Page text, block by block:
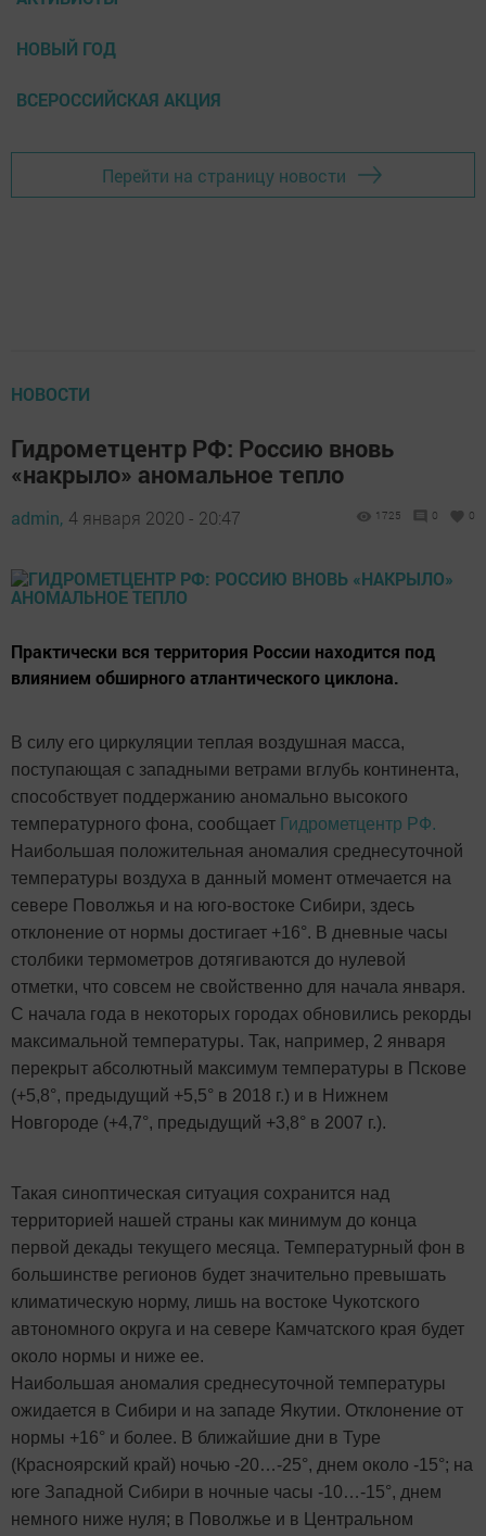
НОВЫЙ ГОД
ВСЕРОССИЙСКАЯ АКЦИЯ
Перейти на страницу новости
НОВОСТИ
Гидрометцентр РФ: Россию вновь
«накрыло» аномальное тепло
admin, 4 января 2020 - 20:47 1725 0 0
Практически вся территория России находится под
влиянием обширного атлантического циклона.
В силу его циркуляции теплая воздушная масса,
поступающая с западными ветрами вглубь континента,
способствует поддержанию аномально высокого
температурного фона, сообщает Гидрометцентр РФ.
Наибольшая положительная аномалия среднесуточной
температуры воздуха в данный момент отмечается на
севере Поволжья и на юго-востоке Сибири, здесь
отклонение от нормы достигает +16°. В дневные часы
столбики термометров дотягиваются до нулевой
отметки, что совсем не свойственно для начала января.
С начала года в некоторых городах обновились рекорды
максимальной температуры. Так, например, 2 января
перекрыт абсолютный максимум температуры в Пскове
(+5,8°, предыдущий +5,5° в 2018 г.) и в Нижнем
Новгороде (+4,7°, предыдущий +3,8° в 2007 г.).
Такая синоптическая ситуация сохранится над
территорией нашей страны как минимум до конца
первой декады текущего месяца. Температурный фон в
большинстве регионов будет значительно превышать
климатическую норму, лишь на востоке Чукотского
автономного округа и на севере Камчатского края будет
около нормы и ниже ее.
Наибольшая аномалия среднесуточной температуры
ожидается в Сибири и на западе Якутии. Отклонение от
нормы +16° и более. В ближайшие дни в Туре
(Красноярский край) ночью -20…-25°, днем около -15°; на
юге Западной Сибири в ночные часы -10…-15°, днем
немного ниже нуля; в Поволжье и в Центральном